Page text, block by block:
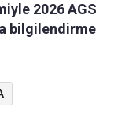
2026 AGS
bilgilendirme